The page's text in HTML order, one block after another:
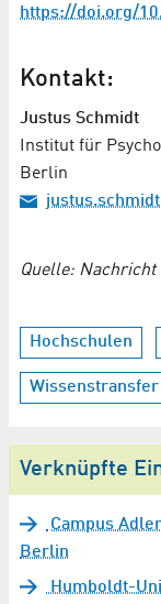
https://doi.org/
Kontakt:
Justus Schmidt
Institut für
Berlin
Quelle: Nachricht
Hochschulen
Wissenstransfer
Verknüpfte
Campus
Berlin
Humboldt-